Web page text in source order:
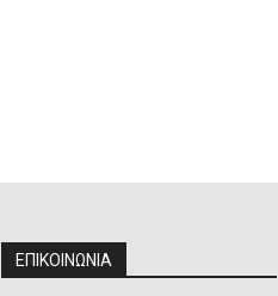
ΕΠΙΚΟΙΝΩΝΙΑ